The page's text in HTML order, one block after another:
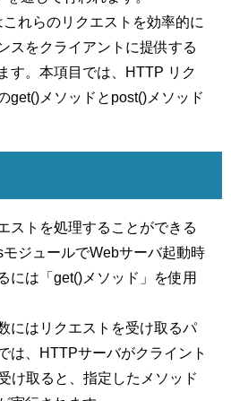
れらのリクエストを効率的に
スをクライアントに提供する
す。本項目では、HTTP リク
get()メソッドとpost()メソッド
ストを処理することができる
ジュールでWebサーバ起動時
には「get()メソッド」を使用
にはリクエストを受け取るパ
は、HTTPサーバがクライント
け取ると、指定したメソッド